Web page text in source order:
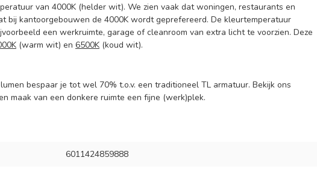
van 4000K (helder wit). We zien vaak dat woningen, restaurants en
bij kantoorgebouwen de 4000K wordt geprefereerd. De kleurtemperatuur
een werkruimte, garage of cleanroom van extra licht te voorzien. Deze
(warm wit) en 6500K (koud wit).
bespaar je tot wel 70% t.o.v. een traditioneel TL armatuur. Bekijk ons
maak van een donkere ruimte een fijne (werk)plek.
6011424859888